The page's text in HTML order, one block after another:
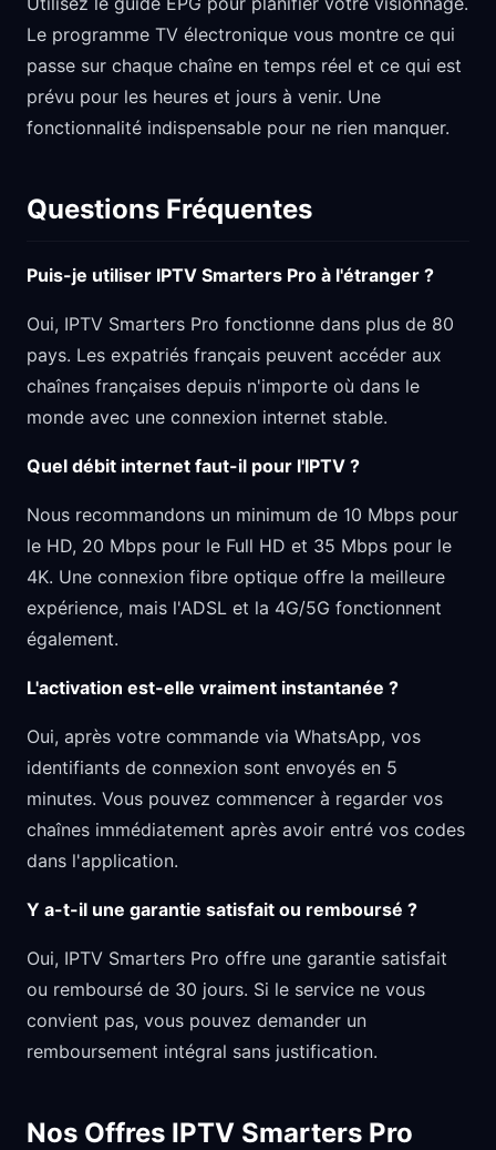
Le programme TV électronique vous montre ce qui
passe sur chaque chaîne en temps réel et ce qui est
prévu pour les heures et jours à venir. Une
fonctionnalité indispensable pour ne rien manquer.
Questions Fréquentes
Puis-je utiliser IPTV Smarters Pro à l'étranger ?
Oui, IPTV Smarters Pro fonctionne dans plus de 80
pays. Les expatriés français peuvent accéder aux
chaînes françaises depuis n'importe où dans le
monde avec une connexion internet stable.
Quel débit internet faut-il pour l'IPTV ?
Nous recommandons un minimum de 10 Mbps pour
le HD, 20 Mbps pour le Full HD et 35 Mbps pour le
4K. Une connexion fibre optique offre la meilleure
expérience, mais l'ADSL et la 4G/5G fonctionnent
également.
L'activation est-elle vraiment instantanée ?
Oui, après votre commande via WhatsApp, vos
identifiants de connexion sont envoyés en 5
minutes. Vous pouvez commencer à regarder vos
chaînes immédiatement après avoir entré vos codes
dans l'application.
Y a-t-il une garantie satisfait ou remboursé ?
Oui, IPTV Smarters Pro offre une garantie satisfait
ou remboursé de 30 jours. Si le service ne vous
convient pas, vous pouvez demander un
remboursement intégral sans justification.
Nos Offres IPTV Smarters Pro